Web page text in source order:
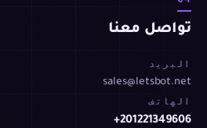
تواصل معنا
البريد
sales@letsbot.net
الهاتف
+201221349606